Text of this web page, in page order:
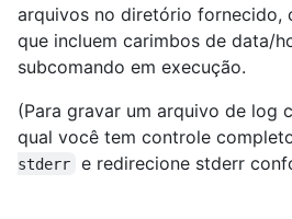
arquivos no diretório fornecido,
que incluem carimbos de data/
subcomando em execução.
(Para gravar um arquivo de log
qual você tem controle
stderr
e redirecione stderr